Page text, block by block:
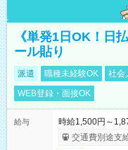
《単発1日OK！日
ール貼り
派遣 職種未経験OK 社会
WEB登録・面接OK
給与
時給1,500円～
交通費別途支